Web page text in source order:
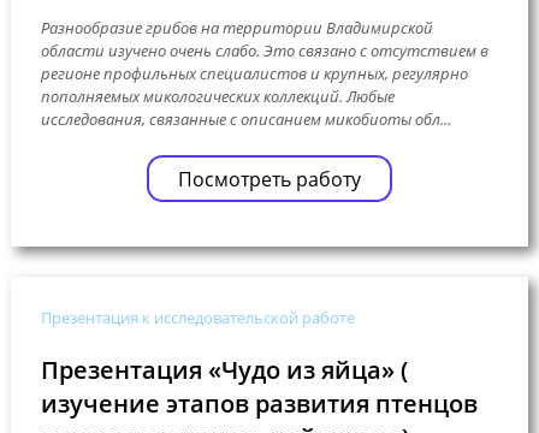
Разнообразие грибов на территории Владимирской
области изучено очень слабо. Это связано с отсутствием в
регионе профильных специалистов и крупных, регулярно
пополняемых микологических коллекций. Любые
исследования, связанные с описанием микобиоты обл...
Посмотреть работу
Презентация к исследовательской работе
Презентация «Чудо из яйца» (
изучение этапов развития птенцов